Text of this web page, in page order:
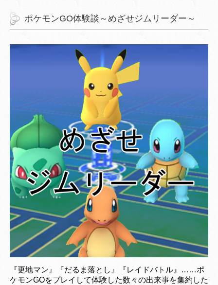
ポケモンGO体験談～めざせジムリーダー～
『更地マン』『だるま落とし』『レイドバトル』……ポ
ケモンGOをプレイして体験した数々の出来事を集約した